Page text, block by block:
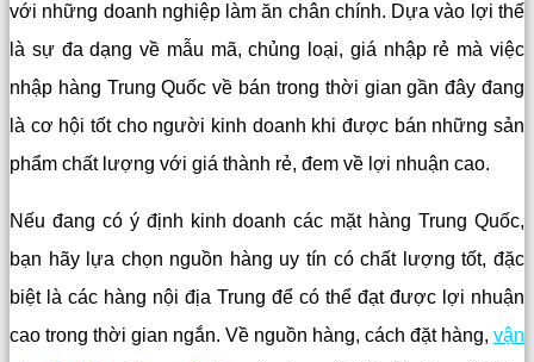
với những doanh nghiệp làm ăn chân chính. Dựa vào lợi thế
là sự đa dạng về mẫu mã, chủng loại, giá nhập rẻ mà việc
nhập hàng Trung Quốc về bán trong thời gian gần đây đang
là cơ hội tốt cho người kinh doanh khi được bán những sản
phẩm chất lượng với giá thành rẻ, đem về lợi nhuận cao.
Nếu đang có ý định kinh doanh các mặt hàng Trung Quốc,
bạn hãy lựa chọn nguồn hàng uy tín có chất lượng tốt, đặc
biệt là các hàng nội địa Trung để có thể đạt được lợi nhuận
cao trong thời gian ngắn. Về nguồn hàng, cách đặt hàng, vận